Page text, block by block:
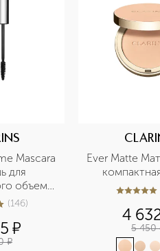
Mascara
для
объема
(146)
¤
¤
Ever Matte
5из 5318
4
5 450